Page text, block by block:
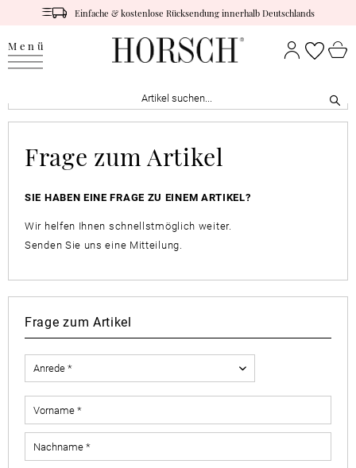
Einfache & kostenlose Rücksendung innerhalb Deutschlands
Menü
Frage zum Artikel
SIE HABEN EINE FRAGE ZU EINEM ARTIKEL?
Wir helfen Ihnen schnellstmöglich weiter.
Senden Sie uns eine Mitteilung.
Frage zum Artikel